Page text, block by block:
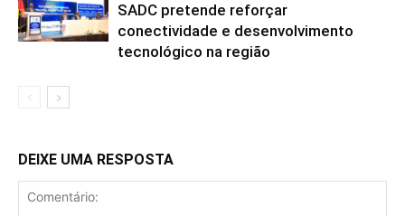
SADC pretende reforçar
conectividade e desenvolvimento
tecnológico na região
DEIXE UMA RESPOSTA